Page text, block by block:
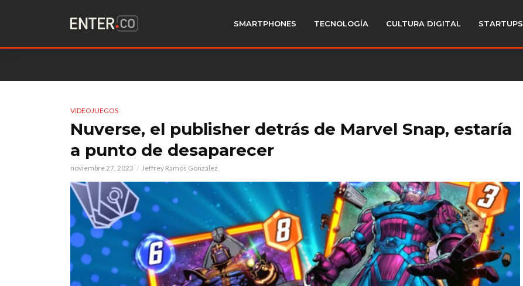
SMARTPHONES TECNOLOGÍA CULTURA DIGITAL STARTUPS
VIDEOJUEGOS
Nuverse, el publisher detrás de Marvel Snap, estaría
a punto de desaparecer
noviembre 27, 2023 Jeffrey Ramos González